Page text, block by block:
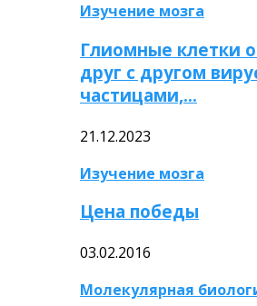
Изучение мозга
Глиомные клетки
друг с другом
частицами,…
21.12.2023
Изучение мозга
Цена победы
03.02.2016
Молекулярная